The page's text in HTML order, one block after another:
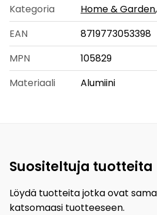
Kategoria
Home & Garden,
EAN
8719773053398
MPN
105829
Materiaali
Alumiini
Suositeltuja tuotteita
Löydä tuotteita jotka ovat
katsomaasi tuotteeseen.